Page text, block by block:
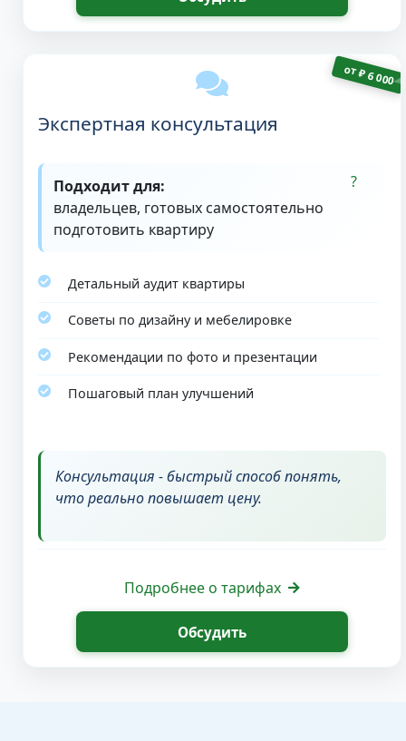
от₽6 000
Экспертная консультация
Подходит для:
владельцев, готовых самостоятельно
подготовить квартиру
Детальный аудит квартиры
Советы по дизайну и мебелировке
Рекомендации по фото и презентации
Пошаговый план улучшений
Консультация - быстрый способ понять,
что реально повышает цену.
Подробнее о тарифах
Обсудить